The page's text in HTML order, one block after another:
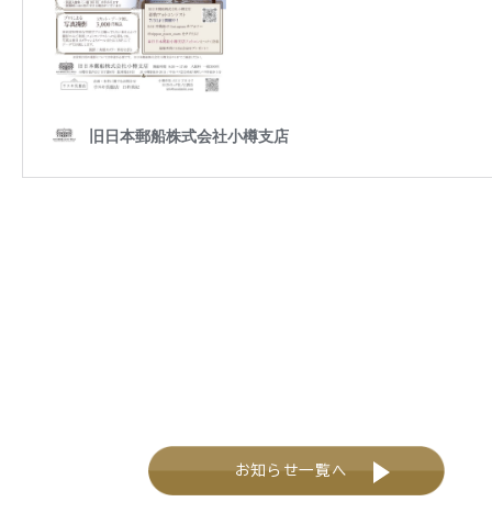
お知らせ一覧へ